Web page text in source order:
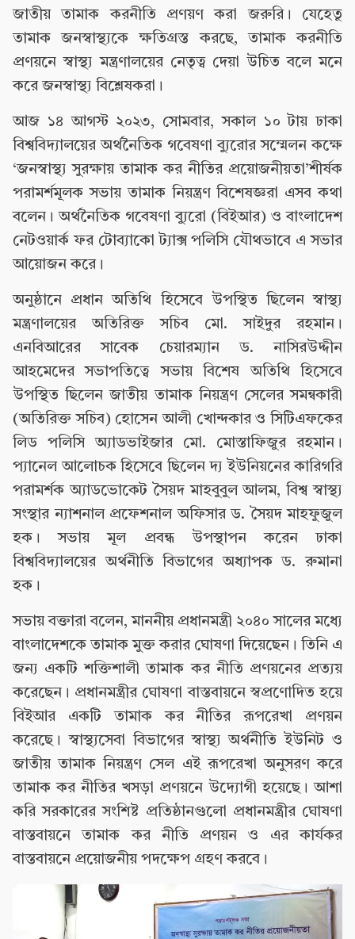
জাতীয় তামাক করনীতি প্রণয়ণ করা জরুরি। যেহেতু
তামাক জনস্বাস্থ্যকে ক্ষতিগ্রস্ত করছে, তামাক করনীতি
প্রণয়নে স্বাস্থ্য মন্ত্রণালয়ের নেতৃত্ব দেয়া উচিত বলে মনে
করে জনস্বাস্থ্য বিশ্লেষকরা।
আজ ১৪ আগস্ট ২০২৩, সোমবার, সকাল ১০ টায় ঢাকা
বিশ্ববিদ্যালয়ের অর্থনৈতিক গবেষণা ব্যুরোর সম্মেলন কক্ষে
‘জনস্বাস্থ্য সুরক্ষায় তামাক কর নীতির প্রয়োজনীয়তা’শীর্ষক
পরামর্শমূলক সভায় তামাক নিয়ন্ত্রণ বিশেষজ্ঞরা এসব কথা
বলেন। অর্থনৈতিক গবেষণা ব্যুরো (বিইআর) ও বাংলাদেশ
নেটওয়ার্ক ফর টোব্যাকো ট্যাক্স পলিসি যৌথভাবে এ সভার
আয়োজন করে।
অনুষ্ঠানে প্রধান অতিথি হিসেবে উপস্থিত ছিলেন স্বাস্থ্য
মন্ত্রণালয়ের অতিরিক্ত সচিব মো. সাইদুর রহমান।
এনবিআরের সাবেক চেয়ারম্যান ড. নাসিরউদ্দীন
আহমেদের সভাপতিত্বে সভায় বিশেষ অতিথি হিসেবে
উপস্থিত ছিলেন জাতীয় তামাক নিয়ন্ত্রণ সেলের সমন্বকারী
(অতিরিক্ত সচিব) হোসেন আলী খোন্দকার ও সিটিএফকের
লিড পলিসি অ্যাডভাইজার মো. মোস্তাফিজুর রহমান।
প্যানেল আলোচক হিসেবে ছিলেন দ্য ইউনিয়নের কারিগরি
পরামর্শক অ্যাডভোকেট সৈয়দ মাহবুবুল আলম, বিশ্ব স্বাস্থ্য
সংস্থার ন্যাশনাল প্রফেশনাল অফিসার ড. সৈয়দ মাহফুজুল
হক। সভায় মূল প্রবন্ধ উপস্থাপন করেন ঢাকা
বিশ্ববিদ্যালয়ের অর্থনীতি বিভাগের অধ্যাপক ড. রুমানা
হক।
সভায় বক্তারা বলেন, মাননীয় প্রধানমন্ত্রী ২০৪০ সালের মধ্যে
বাংলাদেশকে তামাক মুক্ত করার ঘোষণা দিয়েছেন। তিনি এ
জন্য একটি শক্তিশালী তামাক কর নীতি প্রণয়নের প্রত্যয়
করেছেন। প্রধানমন্ত্রীর ঘোষণা বাস্তবায়নে স্বপ্রণোদিত হয়ে
বিইআর একটি তামাক কর নীতির রূপরেখা প্রণয়ন
করেছে। স্বাস্থ্যসেবা বিভাগের স্বাস্থ্য অর্থনীতি ইউনিট ও
জাতীয় তামাক নিয়ন্ত্রণ সেল এই রূপরেখা অনুসরণ করে
তামাক কর নীতির খসড়া প্রণয়নে উদ্যোগী হয়েছে। আশা
করি সরকারের সংশিষ্ট প্রতিষ্ঠানগুলো প্রধানমন্ত্রীর ঘোষণা
বাস্তবায়নে তামাক কর নীতি প্রণয়ন ও এর কার্যকর
বাস্তবায়নে প্রয়োজনীয় পদক্ষেপ গ্রহণ করবে।